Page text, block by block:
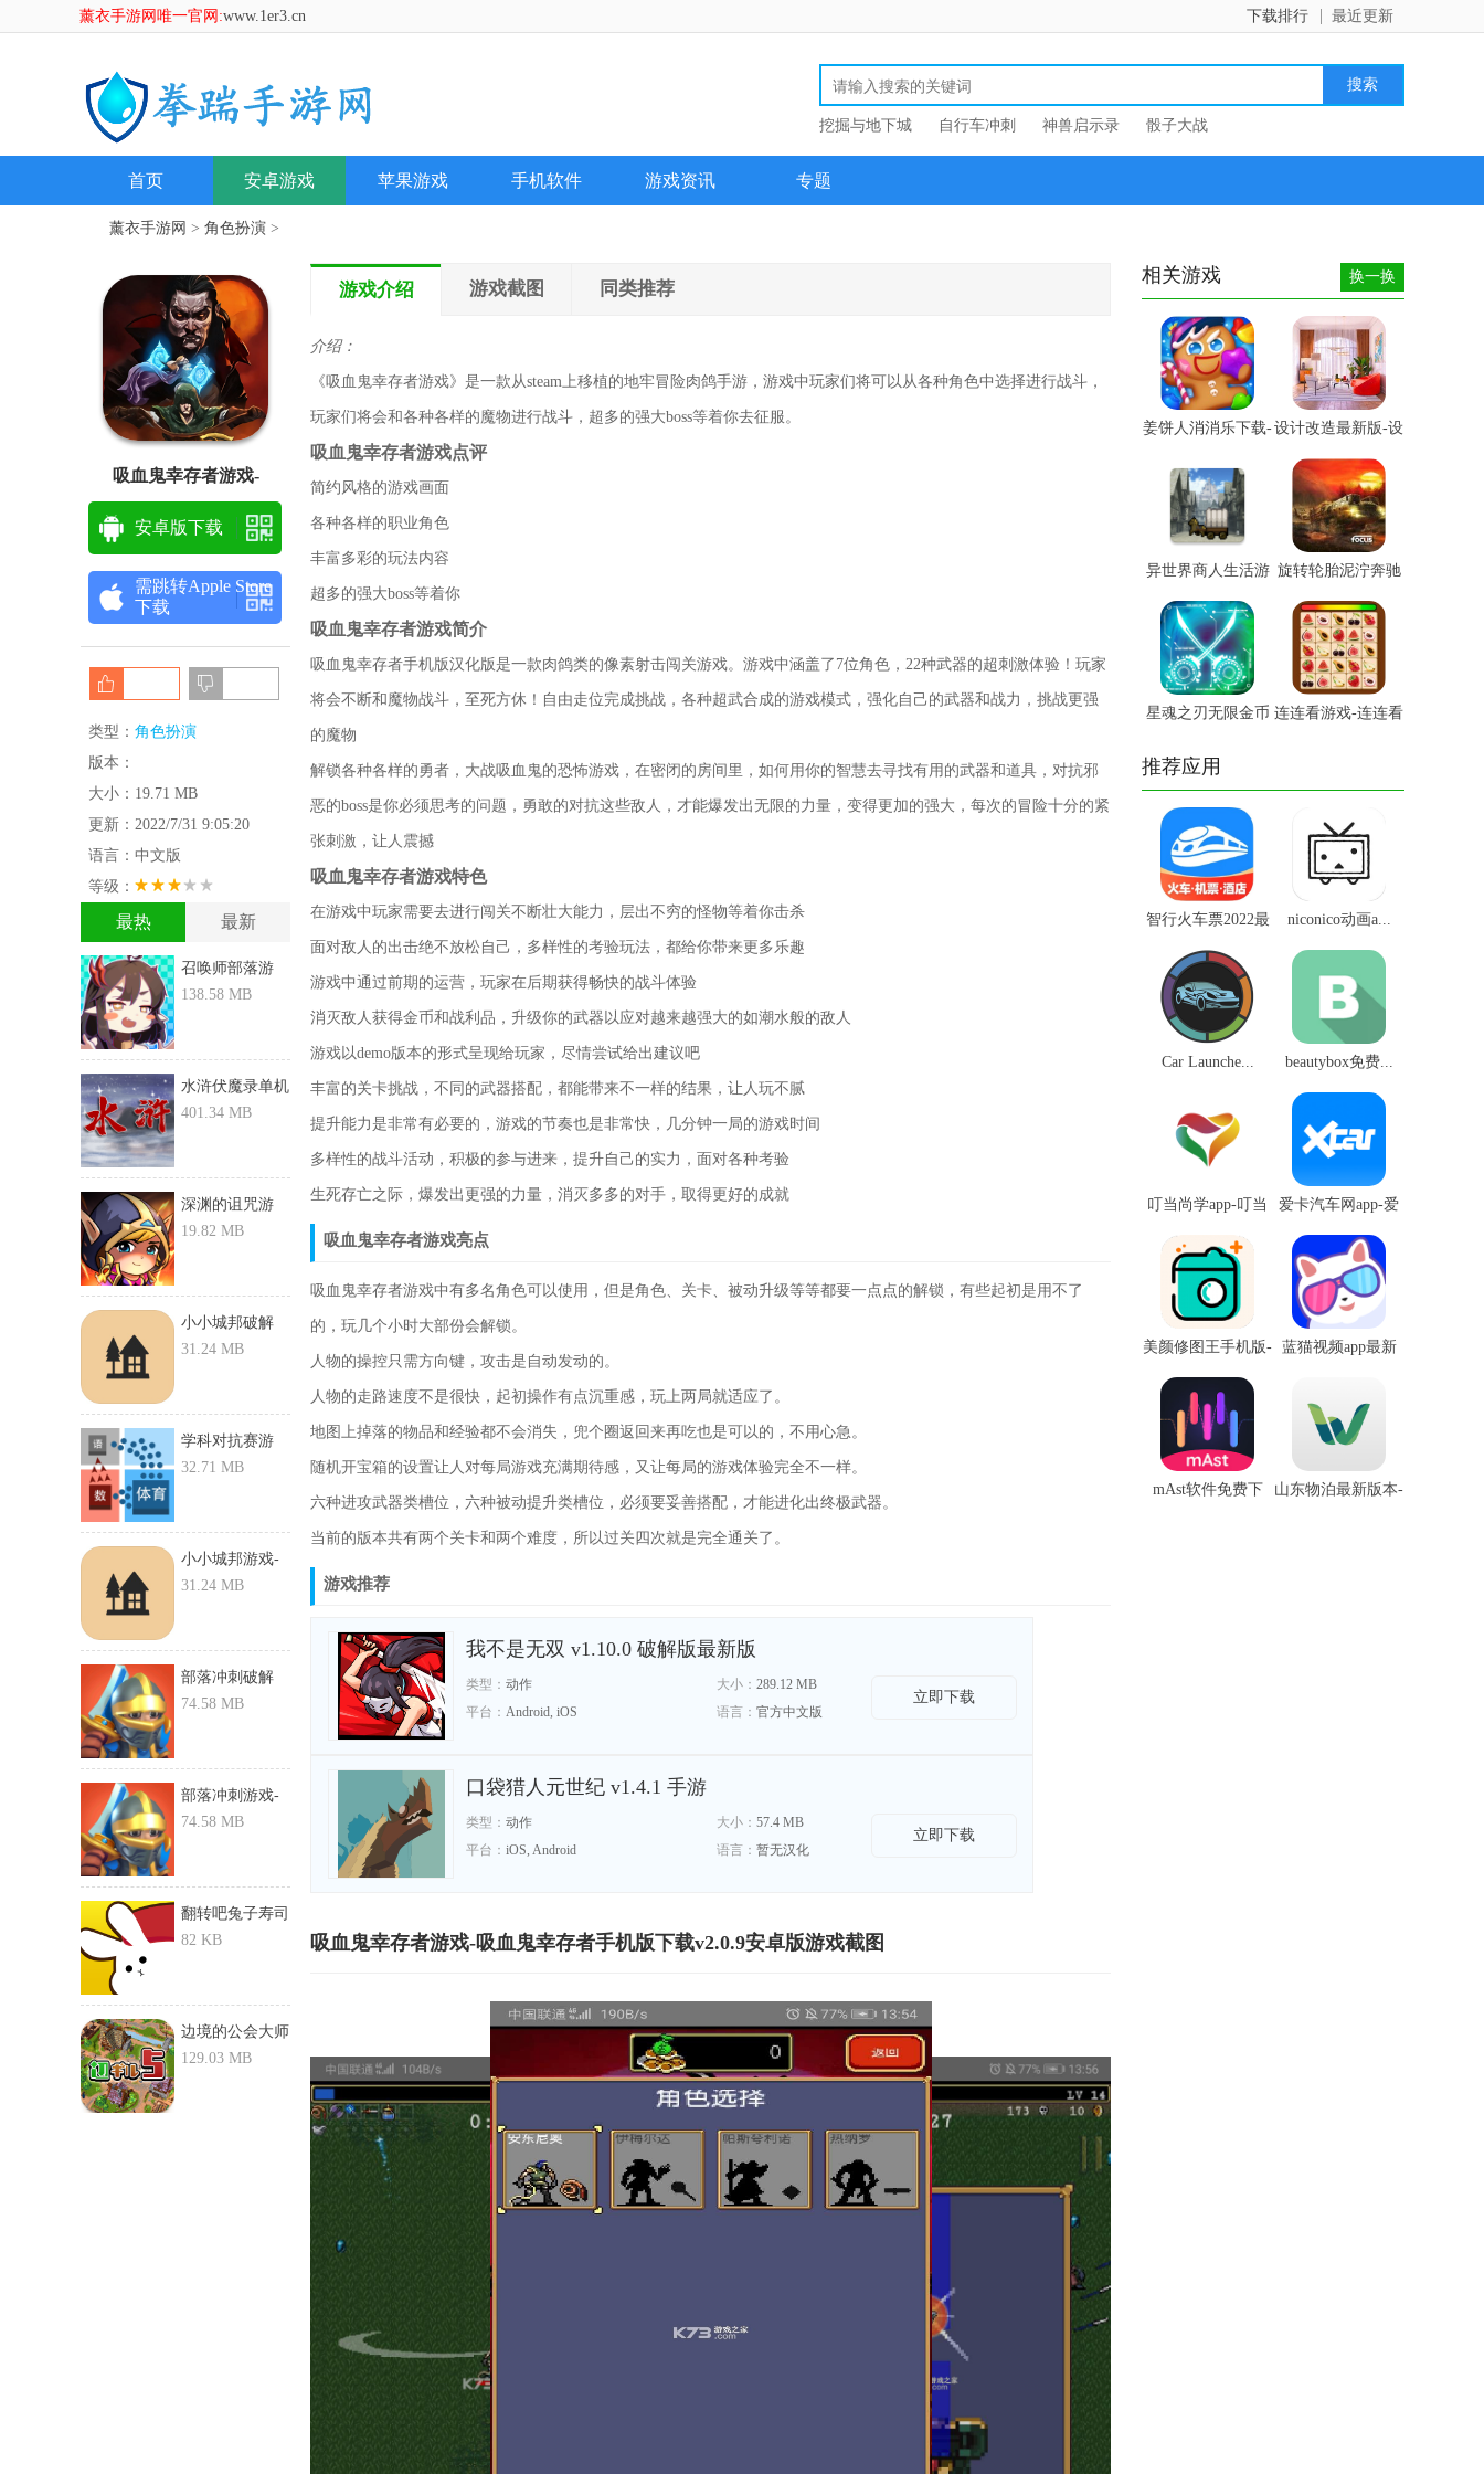
薰衣手游网唯一官网:www.1er3.cn 最近更新
下载排行
挖掘与地下城 自行车冲刺 神兽启示录 骰子大战
首页 安卓游戏 苹果游戏 手机软件 游戏资讯 专题
薰衣手游网 > 角色扮演 >
吸血鬼幸存者游戏-
安卓版下载
需跳转Apple Store
下载
类型： 角色扮演
版本：
大小：19.71 MB
更新：2022/7/31 9:05:20
语言：中文版
等级：
最热 最新
召唤师部落游
戏-召唤师...
138.58 MB
水浒伏魔录单机
游戏-水...
401.34 MB
深渊的诅咒游
戏-深渊的...
19.82 MB
小小城邦破解
版-小小城...
31.24 MB
学科对抗赛游
戏-学科对...
32.71 MB
小小城邦游戏-
小小城邦...
31.24 MB
部落冲刺破解
版-部落冲...
74.58 MB
部落冲刺游戏-
部落冲刺...
74.58 MB
翻转吧兔子寿司
游戏-翻...
82 KB
边境的公会大师
5游戏-...
129.03 MB
游戏介绍 游戏截图 同类推荐
介绍：
《吸血鬼幸存者游戏》是一款从steam上移植的地牢冒险肉鸽手游，游戏中玩家们将可以从各种角色中选择进行战斗，
玩家们将会和各种各样的魔物进行战斗，超多的强大boss等着你去征服。
吸血鬼幸存者游戏点评
简约风格的游戏画面
各种各样的职业角色
丰富多彩的玩法内容
超多的强大boss等着你
吸血鬼幸存者游戏简介
吸血鬼幸存者手机版汉化版是一款肉鸽类的像素射击闯关游戏。游戏中涵盖了7位角色，22种武器的超刺激体验！玩家
将会不断和魔物战斗，至死方休！自由走位完成挑战，各种超武合成的游戏模式，强化自己的武器和战力，挑战更强
的魔物
解锁各种各样的勇者，大战吸血鬼的恐怖游戏，在密闭的房间里，如何用你的智慧去寻找有用的武器和道具，对抗邪
恶的boss是你必须思考的问题，勇敢的对抗这些敌人，才能爆发出无限的力量，变得更加的强大，每次的冒险十分的紧
张刺激，让人震撼
吸血鬼幸存者游戏特色
在游戏中玩家需要去进行闯关不断壮大能力，层出不穷的怪物等着你击杀
面对敌人的出击绝不放松自己，多样性的考验玩法，都给你带来更多乐趣
游戏中通过前期的运营，玩家在后期获得畅快的战斗体验
消灭敌人获得金币和战利品，升级你的武器以应对越来越强大的如潮水般的敌人
游戏以demo版本的形式呈现给玩家，尽情尝试给出建议吧
丰富的关卡挑战，不同的武器搭配，都能带来不一样的结果，让人玩不腻
提升能力是非常有必要的，游戏的节奏也是非常快，几分钟一局的游戏时间
多样性的战斗活动，积极的参与进来，提升自己的实力，面对各种考验
生死存亡之际，爆发出更强的力量，消灭多多的对手，取得更好的成就
吸血鬼幸存者游戏亮点
吸血鬼幸存者游戏中有多名角色可以使用，但是角色、关卡、被动升级等等都要一点点的解锁，有些起初是用不了
的，玩几个小时大部份会解锁。
人物的操控只需方向键，攻击是自动发动的。
人物的走路速度不是很快，起初操作有点沉重感，玩上两局就适应了。
地图上掉落的物品和经验都不会消失，兜个圈返回来再吃也是可以的，不用心急。
随机开宝箱的设置让人对每局游戏充满期待感，又让每局的游戏体验完全不一样。
六种进攻武器类槽位，六种被动提升类槽位，必须要妥善搭配，才能进化出终极武器。
当前的版本共有两个关卡和两个难度，所以过关四次就是完全通关了。
游戏推荐
我不是无双 v1.10.0 破解版最新版
类型： 动作 大小： 289.12 MB
平台： Android, iOS 语言： 官方中文版
立即下载
口袋猎人元世纪 v1.4.1 手游
类型： 动作 大小： 57.4 MB
平台： iOS, Android 语言： 暂无汉化
立即下载
吸血鬼幸存者游戏-吸血鬼幸存者手机版下载v2.0.9安卓版游戏截图
相关游戏 换一换
姜饼人消消乐下载-设计改造最新版-设
计改...
异世界商人生活游
戏-异...
旋转轮胎泥泞奔驰
修改版...
星魂之刃无限金币 连连看游戏-连连看
推荐应用
智行火车票2022最
新...
niconico动画a...
Car Launche... beautybox免费...
叮当尚学app-叮当
爱卡汽车网app-爱
卡...
美颜修图王手机版-
美颜...
蓝猫视频app最新
mAst软件免费下
山东物泊最新版本-